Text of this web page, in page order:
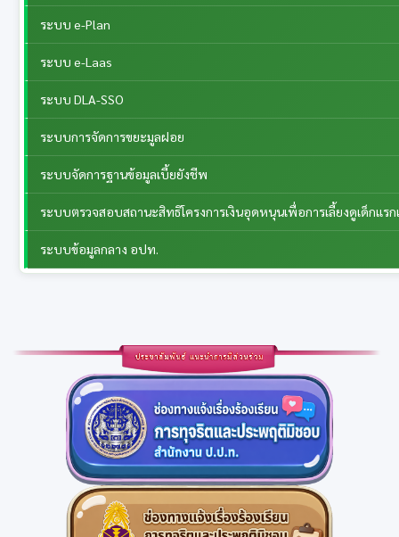
ระบบ e-Plan
ระบบ e-Laas
ระบบ DLA-SSO
ระบบการจัดการขยะมูลฝอย
ระบบจัดการฐานข้อมูลเบี้ยยังชีพ
ระบบตรวจสอบสถานะสิทธิโครงการเงินอุดหนุนเพื่อการเลี้ยงดูเด็กแรก
ระบบข้อมูลกลาง อปท.